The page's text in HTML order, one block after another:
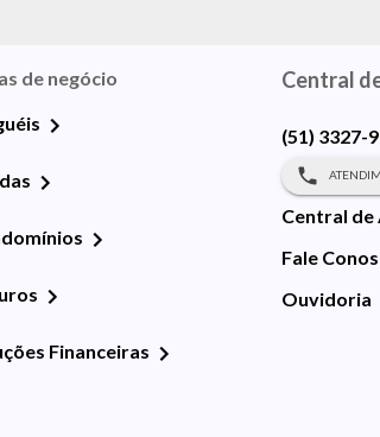
de negócio
Financeiras
Central
(51) 3327-
Central de
Fale
Ouvidoria